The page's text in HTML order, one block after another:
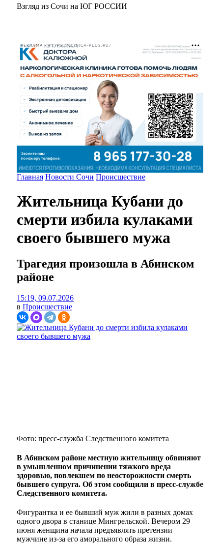
Взгляд из Сочи на ЮГ РОССИИ
РЕКЛАМА • HTTPS://CLINICA-PLUS.RU/
Главная Новости Сочи Происшествие
Жительница Кубани до
смерти избила кулаками
своего бывшего мужа
Трагедия произошла в Абинском
районе
15:19, 09.07.2026
в Происшествие
Фото: пресс-служба Следственного комитета
В Абинском районе местную жительницу обвиняют
в умышленном причинении тяжкого вреда
здоровью, повлекшем по неосторожности смерть
бывшего супруга. Об этом сообщили в пресс-службе
Следственного комитета.
Фигурантка и ее бывший муж жили в разных домах
одного двора в станице Мингрельской. Вечером 29
июня женщина начала предъявлять претензии
мужчине из-за его аморального образа жизни.